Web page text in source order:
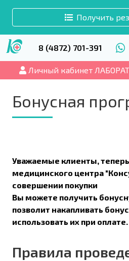
Получить
8 (4872) 701-391
Личный кабинет
Бонусная
Уважаемые клиенты,
медицинского центра
совершении покупки
Вы можете получить
позволит накапливать
использовать их при оплате.
Правила